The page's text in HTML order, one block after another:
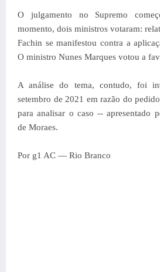
O julgamento no Supremo
momento, dois ministros votaram:
Fachin se manifestou contra a
O ministro Nunes Marques votou a
A análise do tema, contudo, foi
setembro de 2021 em razão do
para analisar o caso -- apresentado
de Moraes.
Por g1 AC — Rio Branco